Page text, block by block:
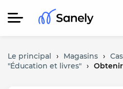
Le principal › Magasins ›
"Éducation et livres" ›